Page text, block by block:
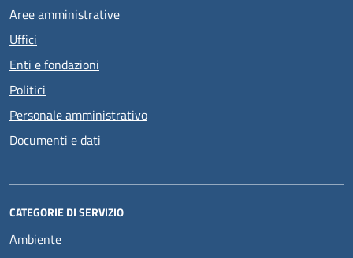
Aree amministrative
Uffici
Enti e fondazioni
Politici
Personale amministrativo
Documenti e dati
CATEGORIE DI SERVIZIO
Ambiente